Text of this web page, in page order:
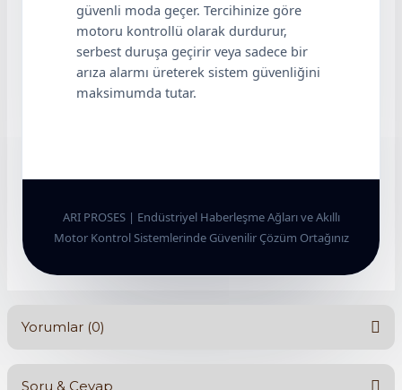
güvenli moda geçer. Tercihinize göre
motoru kontrollü olarak durdurur,
serbest duruşa geçirir veya sadece bir
arıza alarmı üreterek sistem güvenliğini
maksimumda tutar.
ARI PROSES | Endüstriyel Haberleşme Ağları ve Akıllı
Motor Kontrol Sistemlerinde Güvenilir Çözüm Ortağınız
Yorumlar (0)
Soru & Cevap